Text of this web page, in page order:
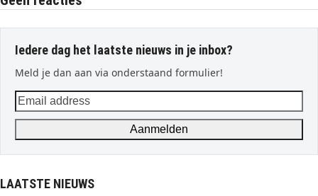
Iedere dag het laatste nieuws in je inbox?
Meld je dan aan via onderstaand formulier!
Email
address
Aanmelden
LAATSTE NIEUWS